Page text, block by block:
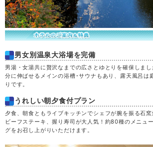
男女別温泉大浴場を完備
男湯・女湯共に贅沢なまでの広さとゆとりを確保しま
分に伸ばせるメインの浴槽･サウナもあり、露天風呂は
りです。
うれしい朝夕食付プラン
夕食、朝食ともライブキッチンでシェフが腕を振る石
ビーフステーキ、握り寿司が大人気！約80種のメニュ
グをお召し上がりいただけます。